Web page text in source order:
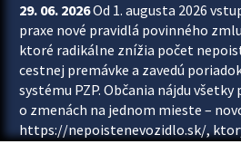
29. 06. 2026Od 1. augusta 2026
praxe nové pravidlá povinného
ktoré radikálne znížia počet
cestnej premávke a zavedú
systému PZP. Občania nájdu
o zmenách na jednom mieste –
https://nepoistenevozidlo.sk/,